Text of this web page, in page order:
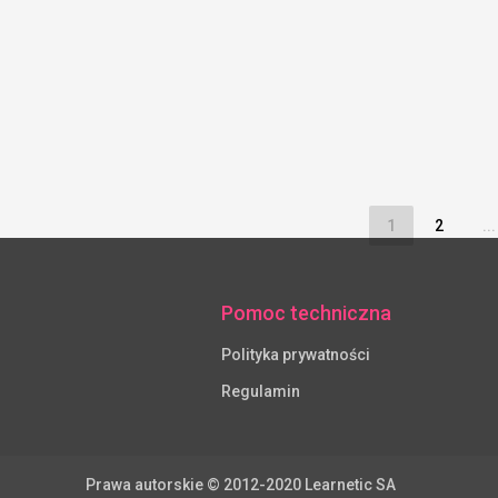
1 2
Pomoc techniczna
Polityka prywatności
Regulamin
Prawa autorskie © 2012-2020 Learnetic SA